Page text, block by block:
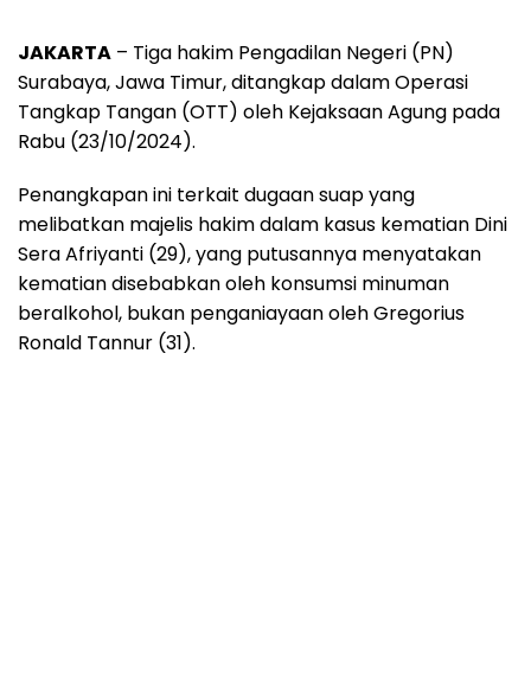
JAKARTA – Tiga hakim Pengadilan Negeri (PN)
Surabaya, Jawa Timur, ditangkap dalam Operasi
Tangkap Tangan (OTT) oleh Kejaksaan Agung pada
Rabu (23/10/2024).
Penangkapan ini terkait dugaan suap yang
melibatkan majelis hakim dalam kasus kematian Dini
Sera Afriyanti (29), yang putusannya menyatakan
kematian disebabkan oleh konsumsi minuman
beralkohol, bukan penganiayaan oleh Gregorius
Ronald Tannur (31).